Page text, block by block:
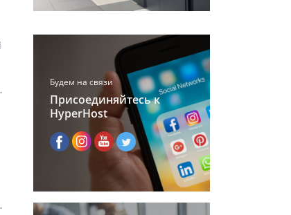
Будем на связи
Присоединяйтесь к
HyperHost